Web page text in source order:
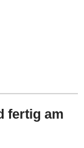
fertig am